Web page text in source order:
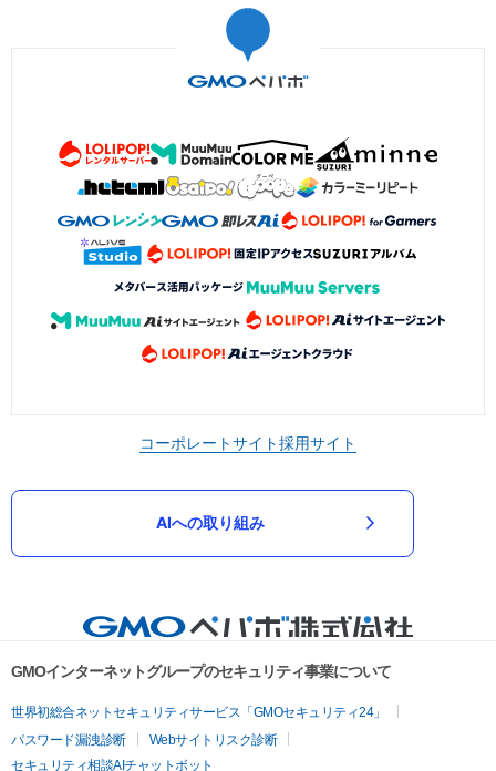
コーポレートサイト採用サイト
AIへの取り組み
GMOインターネットグループのセキュリティ事業について
世界初総合ネットセキュリティサービス「GMOセキュリティ24」
パスワード漏洩診断
Webサイトリスク診断
セキュリティ相談AIチャットボット